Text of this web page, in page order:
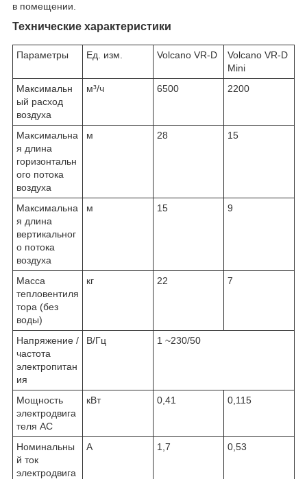
в помещении.
Технические характеристики
Параметры Ед. изм. Volcano VR-D
Volcano VR-D
Mini
Максимальн
ый расход
воздуха
м³/ч 6500 2200
Максимальна
я длина
горизонтальн
ого потока
воздуха
м 28 15
Максимальна
я длина
вертикальног
о потока
воздуха
м 15 9
Масса
тепловентиля
тора (без
воды)
кг 22 7
Напряжение /
частота
электропитан
ия
В/Гц 1 ~230/50
Мощность
электродвига
теля AC
кВт 0,41 0,115
Номинальны
й ток
электродвига
A 1,7 0,53